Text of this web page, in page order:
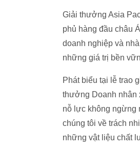
Giải thưởng Asia
phủ hàng đầu châu
doanh nghiệp và
những giá trị bền
Phát biểu tại lễ trao
thưởng Doanh nhân
nỗ lực không ngừng
chúng tôi về trách
những vật liệu chất